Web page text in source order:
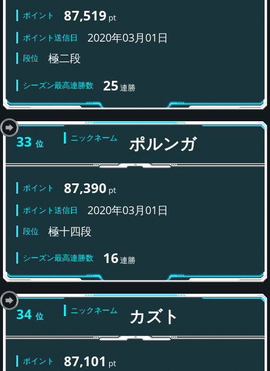
ポイント 87,519 pt
ポイント送信日
2020年03月01日
段位 極二段
シーズン最高連勝数 25連勝
33 位
ニックネーム ポルンガ
ポイント 87,390 pt
ポイント送信日
2020年03月01日
段位 極十四段
シーズン最高連勝数 16連勝
34 位
ニックネーム カズト
ポイント 87,101 pt